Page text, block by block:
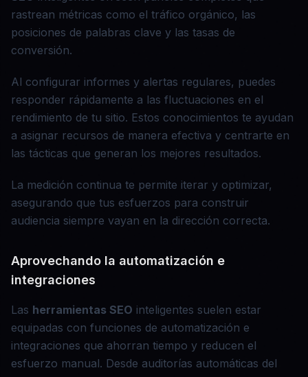
rastrean métricas como el tráfico orgánico, las
posiciones de palabras clave y las tasas de
conversión.
Al configurar informes y alertas regulares, puedes
responder rápidamente a las fluctuaciones en el
rendimiento de tu sitio. Estos conocimientos te ayudan
a asignar recursos de manera efectiva y centrarte en
las tácticas que generan los mejores resultados.
La medición continua te permite iterar y optimizar,
asegurando que tus esfuerzos para construir
audiencia siempre vayan en la dirección correcta.
Aprovechando la automatización e
integraciones
Las herramientas SEO inteligentes suelen estar
equipadas con funciones de automatización e
integraciones que ahorran tiempo y reducen el
esfuerzo manual. Desde auditorías automáticas del